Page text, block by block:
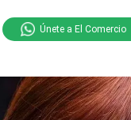
Únete a El Comercio